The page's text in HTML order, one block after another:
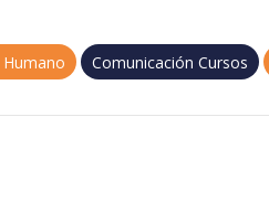
Comunicación Cursos